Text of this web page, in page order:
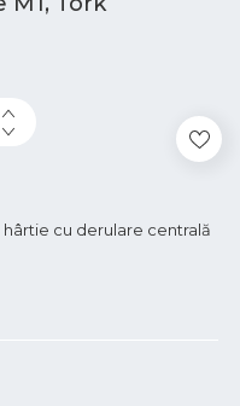
cu derulare centrală